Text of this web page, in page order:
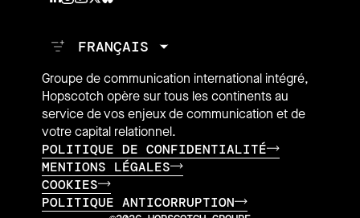
Groupe de communication international intégré,
Hopscotch opère sur tous les continents au
service de vos enjeux de communication et de
votre capital relationnel.
POLITIQUE DE CONFIDENTIALITÉ
MENTIONS LÉGALES
COOKIES
POLITIQUE ANTICORRUPTION